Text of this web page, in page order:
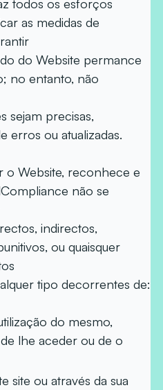
todos os esforços
as medidas de
do Website permance
no entanto, não
sejam precisas,
erros ou atualizadas.
o Website, reconhece e
não se
indirectos,
ou quaisquer
tipo decorrentes de:
do mesmo,
lhe aceder ou de o
site ou através da sua